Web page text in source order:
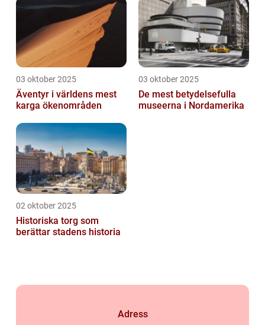
03 oktober 2025
Äventyr i världens mest
karga ökenområden
03 oktober 2025
De mest betydelsefulla
museerna i Nordamerika
02 oktober 2025
Historiska torg som
berättar stadens historia
Adress